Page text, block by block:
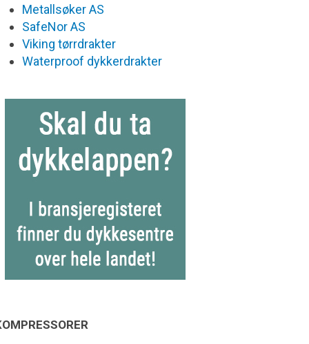
Metallsøker AS
SafeNor AS
Viking tørrdrakter
Waterproof dykkerdrakter